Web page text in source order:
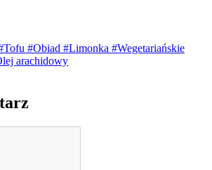
#Obiad #Limonka #Wegetariańskie
arachidowy